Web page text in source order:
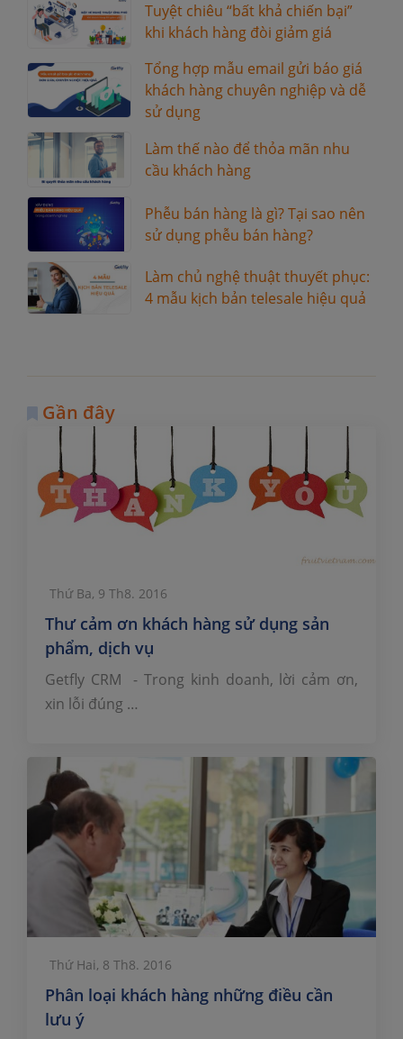
Tuyệt chiêu “bất khả chiến bại”
khi khách hàng đòi giảm giá
Tổng hợp mẫu email gửi báo giá
khách hàng chuyên nghiệp và dễ
sử dụng
Làm thế nào để thỏa mãn nhu
cầu khách hàng
Phễu bán hàng là gì? Tại sao nên
sử dụng phễu bán hàng?
Làm chủ nghệ thuật thuyết phục:
4 mẫu kịch bản telesale hiệu quả
Gần đây
Thứ Ba, 9 Th8. 2016
Thư cảm ơn khách hàng sử dụng sản
phẩm, dịch vụ
Getfly CRM - Trong kinh doanh, lời cảm ơn,
xin lỗi đúng …
Thứ Hai, 8 Th8. 2016
Phân loại khách hàng những điều cần
lưu ý